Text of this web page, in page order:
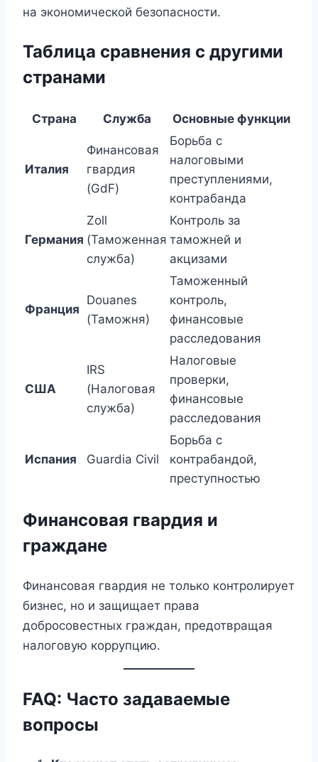
на экономической безопасности.
Таблица сравнения с другими
странами
Страна Служба Основные функции
Италия
Финансовая
гвардия
(GdF)
Борьба с
налоговыми
преступлениями,
контрабанда
Германия
Zoll
(Таможенная
служба)
Контроль за
таможней и
акцизами
Франция
Douanes
(Таможня)
Таможенный
контроль,
финансовые
расследования
США
IRS
(Налоговая
служба)
Налоговые
проверки,
финансовые
расследования
Испания Guardia Civil
Борьба с
контрабандой,
преступностью
Финансовая гвардия и
граждане
Финансовая гвардия не только контролирует
бизнес, но и защищает права
добросовестных граждан, предотвращая
налоговую коррупцию.
FAQ: Часто задаваемые
вопросы